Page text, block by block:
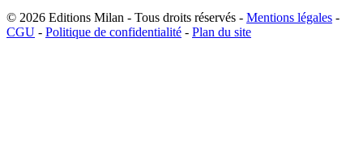
© 2026 Editions Milan - Tous droits réservés - Mentions légales -
CGU - Politique de confidentialité - Plan du site